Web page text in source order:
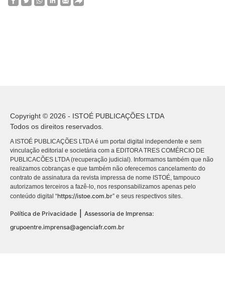
Copyright © 2026 - ISTOÉ PUBLICAÇÕES LTDA
Todos os direitos reservados.
A ISTOÉ PUBLICAÇÕES LTDA é um portal digital independente e sem
vinculação editorial e societária com a EDITORA TRES COMÉRCIO DE
PUBLICACÕES LTDA (recuperação judicial). Informamos também que não
realizamos cobranças e que também não oferecemos cancelamento do
contrato de assinatura da revista impressa de nome ISTOÉ, tampouco
autorizamos terceiros a fazê-lo, nos responsabilizamos apenas pelo
conteúdo digital “https://istoe.com.br” e seus respectivos sites.
Política de Privacidade | Assessoria de Imprensa:
grupoentre.imprensa@agenciafr.com.br